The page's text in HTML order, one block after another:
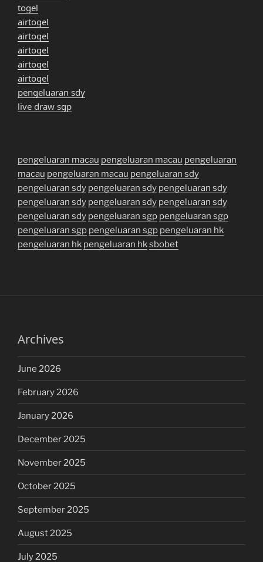
togel
airtogel
airtogel
airtogel
airtogel
airtogel
pengeluaran sdy
live draw sgp
pengeluaran macau pengeluaran macau pengeluaran
macau pengeluaran macau pengeluaran sdy
pengeluaran sdy pengeluaran sdy pengeluaran sdy
pengeluaran sdy pengeluaran sdy pengeluaran sdy
pengeluaran sdy pengeluaran sgp pengeluaran sgp
pengeluaran sgp pengeluaran sgp pengeluaran hk
pengeluaran hk pengeluaran hksbobet
Archives
June 2026
February 2026
January 2026
December 2025
November 2025
October 2025
September 2025
August 2025
July 2025